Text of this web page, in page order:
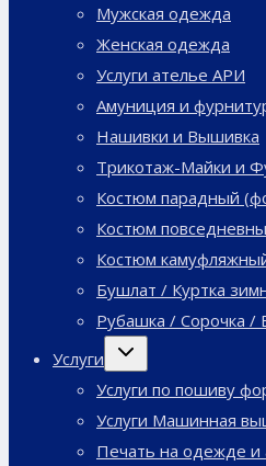
Мужская одежда
Женская одежда
Услуги ателье АРИ
Амуниция и
Нашивки и Вышивка
Трикотаж-Майки и
Костюм парадный
Костюм
Костюм
Бушлат / Куртка
Рубашка / Сорочка /
Услуги
Переключить
Услуги по пошиву
Услуги Машинная
Печать на одежде и